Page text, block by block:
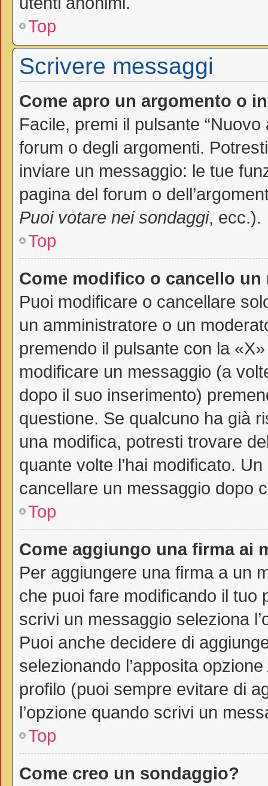
Top
Scrivere messaggi
Come apro un argomento o
Facile, premi il pulsante
forum o degli argomenti.
inviare un messaggio: le tue
pagina del forum o
Puoi votare nei sondaggi, ecc.).
Top
Come modifico o cancello un
Puoi modificare o cancellare
un amministratore o un
premendo il pulsante con la
modificare un messaggio (a
dopo il suo inserimento)
questione. Se qualcuno ha già
una modifica, potresti trovare
quante volte l’hai modificato.
cancellare un messaggio dopo
Top
Come aggiungo una firma ai
Per aggiungere una firma a un
che puoi fare modificando il tuo
scrivi un messaggio seleziona
Puoi anche decidere di
selezionando l’apposita opzione
profilo (puoi sempre evitare di
l’opzione quando scrivi un
Top
Come creo un sondaggio?